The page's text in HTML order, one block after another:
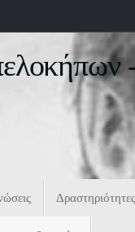
Δραστηριότητες